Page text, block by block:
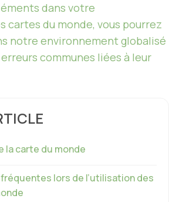
dans votre
cartes du monde, vous pourrez
notre environnement globalisé
communes liées à leur
la carte du monde
lors de l’utilisation des